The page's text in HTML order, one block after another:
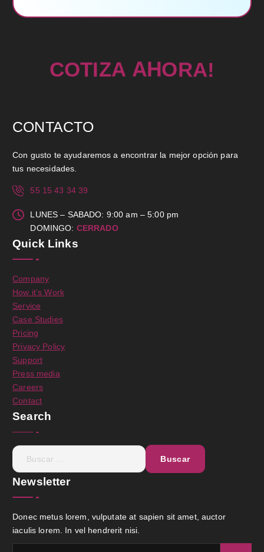
COTIZA AHORA!
CONTACTO
Con gusto te ayudaremos a encontrar la mejor opción para
tus necesidades.
55 15 43 34 39
LUNES – SABADO: 9:00 am – 5:00 pm
DOMINGO: CERRADO
Quick Links
Company
How it’s Work
Service
Case Studies
Pricing
Privacy Policy
Support
Press media
Careers
Contact
Search
B
u
s
r
:
Newsletter
Donec metus lorem, vulputate at sapien sit amet, auctor
iaculis lorem. In vel hendrerit nisi.